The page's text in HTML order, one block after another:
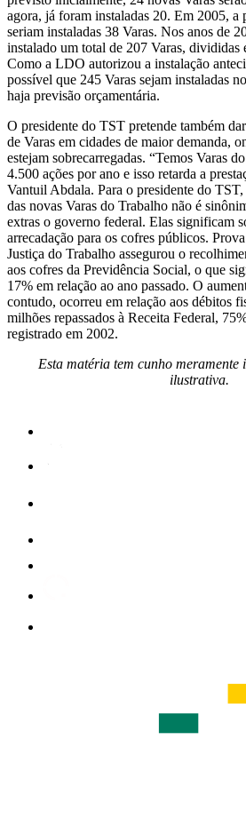
agora, já foram instaladas 20. Em 2005, a
seriam instaladas 38 Varas. Nos anos de
instalado um total de 207 Varas, divididas
Como a LDO autorizou a instalação
possível que 245 Varas sejam instaladas
haja previsão orçamentária.
O presidente do TST pretende também
de Varas em cidades de maior demanda,
estejam sobrecarregadas. “Temos Varas
4.500 ações por ano e isso retarda a
Vantuil Abdala. Para o presidente do TST,
das novas Varas do Trabalho não é
extras o governo federal. Elas significam
arrecadação para os cofres públicos.
Justiça do Trabalho assegurou o
aos cofres da Previdência Social, o que
17% em relação ao ano passado. O
contudo, ocorreu em relação aos débitos
milhões repassados à Receita Federal,
registrado em 2002.
Esta matéria tem cunho
ilustrativa.